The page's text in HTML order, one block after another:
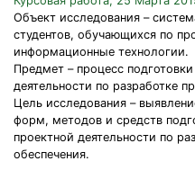
Объект исследования –
студентов, обучающихся по
информационные технологии.
Предмет – процесс
деятельности по разработке
Цель исследования –
форм, методов и средств
проектной деятельности по
обеспечения.